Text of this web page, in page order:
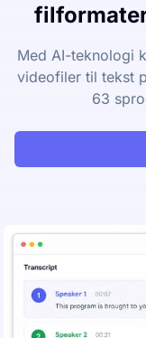
Med AI-teknologi
videofiler til tekst
63